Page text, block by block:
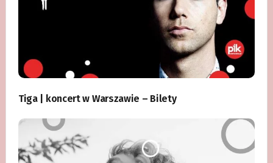
Tiga | koncert w Warszawie – Bilety